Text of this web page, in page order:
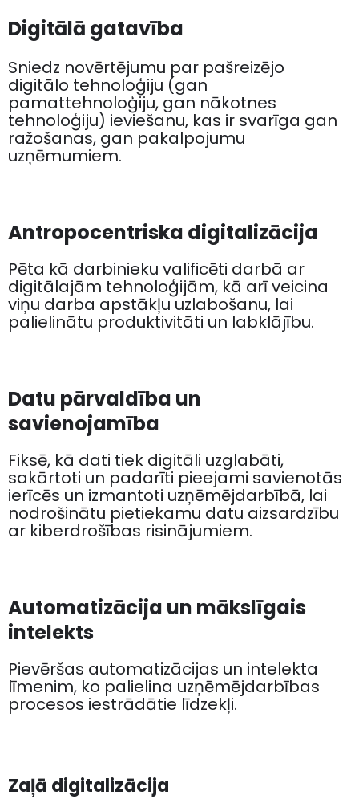
Digitālā gatavība
Sniedz novērtējumu par pašreizējo
digitālo tehnoloģiju (gan
pamattehnoloģiju, gan nākotnes
tehnoloģiju) ieviešanu, kas ir svarīga gan
ražošanas, gan pakalpojumu
uzņēmumiem.
Antropocentriska digitalizācija
Pēta kā darbinieku valificēti darbā ar
digitālajām tehnoloģijām, kā arī veicina
viņu darba apstākļu uzlabošanu, lai
palielinātu produktivitāti un labklājību.
Datu pārvaldība un
savienojamība
Fiksē, kā dati tiek digitāli uzglabāti,
sakārtoti un padarīti pieejami savienotās
ierīcēs un izmantoti uzņēmējdarbībā, lai
nodrošinātu pietiekamu datu aizsardzību
ar kiberdrošības risinājumiem.
Automatizācija un mākslīgais
intelekts
Pievēršas automatizācijas un intelekta
līmenim, ko palielina uzņēmējdarbības
procesos iestrādātie līdzekļi.
Zaļā digitalizācija